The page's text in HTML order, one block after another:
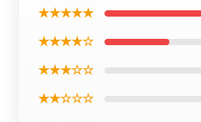
★★★★★
★★★★☆
★★★☆☆
★★☆☆☆